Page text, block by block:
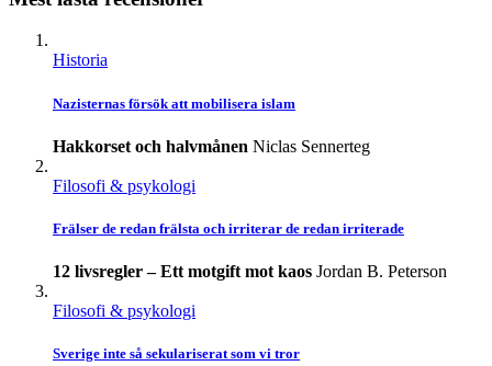
Historia
Nazisternas försök att mobilisera islam
Hakkorset och halvmånen Niclas Sennerteg
Filosofi & psykologi
Frälser de redan frälsta och irriterar de redan irriterade
12 livsregler – Ett motgift mot kaos Jordan B. Peterson
Filosofi & psykologi
Sverige inte så sekulariserat som vi tror